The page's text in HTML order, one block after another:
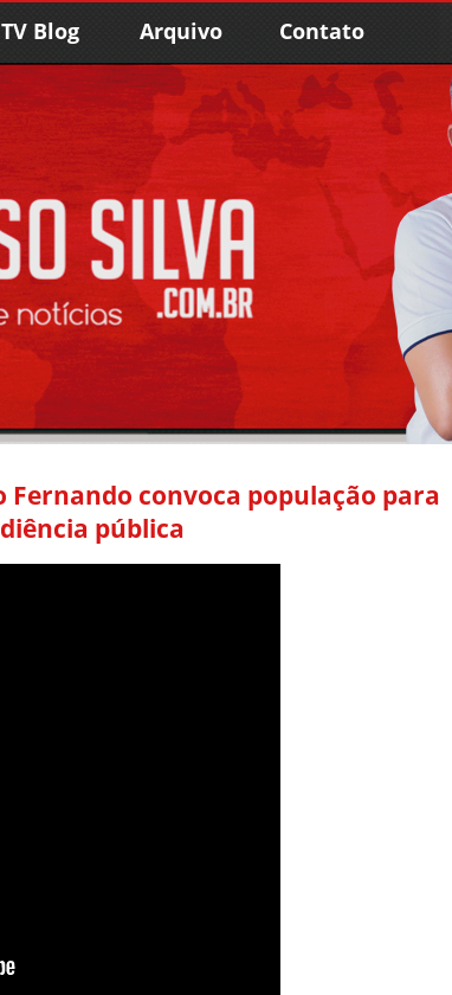
TV Blog Arquivo Contato
Fernando convoca população para
pública